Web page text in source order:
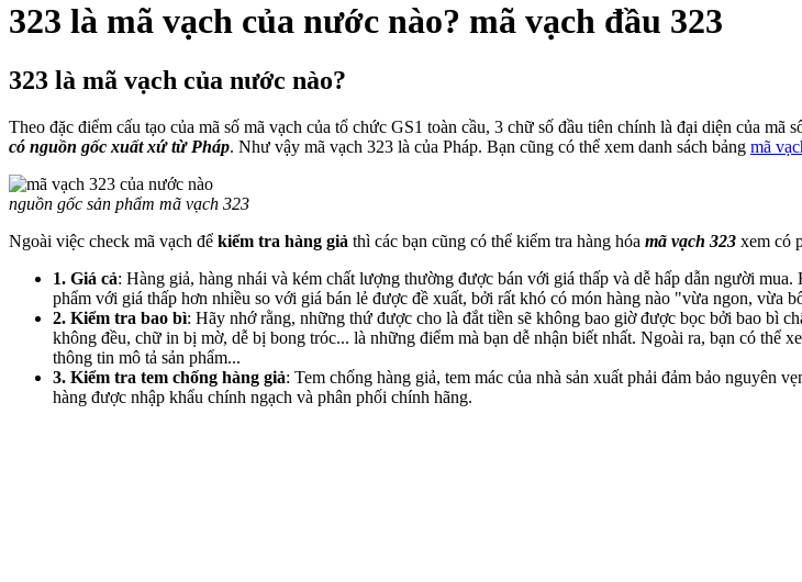
323 là mã vạch của nước nào? mã vạch đầu 323
323 là mã vạch của nước nào?
Theo đặc điểm cấu tạo của mã số mã vạch của tổ chức GS1 toàn cầu, 3 chữ số đầu tiên chính là đại diện của mã
có nguồn gốc xuất xứ từ Pháp. Như vậy mã vạch 323 là của Pháp. Bạn cũng có thể xem danh sách bảng mã
nguồn gốc sản phẩm mã vạch 323
Ngoài việc check mã vạch để kiểm tra hàng giả thì các bạn cũng có thể kiểm tra hàng hóa mã vạch 323 xem có
1. Giá cả: Hàng giả, hàng nhái và kém chất lượng thường được bán với giá thấp và dễ hấp dẫn người
phẩm với giá thấp hơn nhiều so với giá bán lẻ được đề xuất, bởi rất khó có món hàng nào "vừa ngon, vừa
2. Kiểm tra bao bì: Hãy nhớ rằng, những thứ được cho là đắt tiền sẽ không bao giờ được bọc bởi bao bì
không đều, chữ in bị mờ, dễ bị bong tróc... là những điểm mà bạn dễ nhận biết nhất. Ngoài ra, bạn có thể
thông tin mô tả sản phẩm...
3. Kiểm tra tem chống hàng giả: Tem chống hàng giả, tem mác của nhà sản xuất phải đảm bảo nguyên
hàng được nhập khẩu chính ngạch và phân phối chính hãng.